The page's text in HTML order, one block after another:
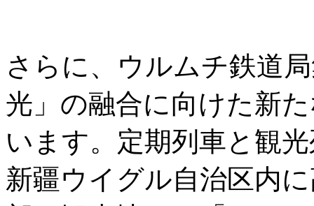
さらに、ウルムチ鉄道
光」の融合に向けた新
います。定期列車と観
新疆ウイグル自治区内